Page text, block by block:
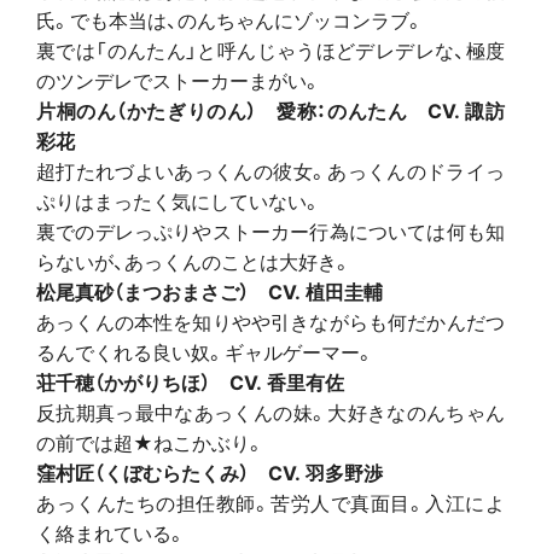
氏。でも本当は、のんちゃんにゾッコンラブ。
裏では「のんたん」と呼んじゃうほどデレデレな、極度
のツンデレでストーカーまがい。
片桐のん（かたぎりのん） 愛称：のんたん CV. 諏訪
彩花
超打たれづよいあっくんの彼女。あっくんのドライっ
ぷりはまったく気にしていない。
裏でのデレっぷりやストーカー行為については何も知
らないが、あっくんのことは大好き。
松尾真砂（まつおまさご） CV. 植田圭輔
あっくんの本性を知りやや引きながらも何だかんだつ
るんでくれる良い奴。ギャルゲーマー。
荘千穂（かがりちほ） CV. 香里有佐
反抗期真っ最中なあっくんの妹。大好きなのんちゃん
の前では超★ねこかぶり。
窪村匠（くぼむらたくみ） CV. 羽多野渉
あっくんたちの担任教師。苦労人で真面目。入江によ
く絡まれている。